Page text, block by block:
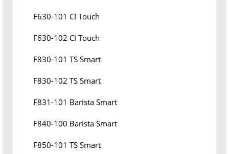
F630-101 CI Touch
F630-102 CI Touch
F830-101 TS Smart
F830-102 TS Smart
F831-101 Barista Smart
F840-100 Barista Smart
F850-101 TS Smart